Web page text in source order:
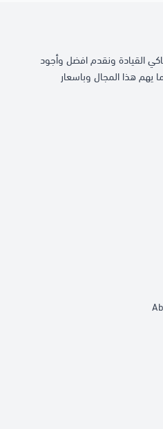
القيادة ونقدم افضل وأجود
يهم هذا المجال وباسعار